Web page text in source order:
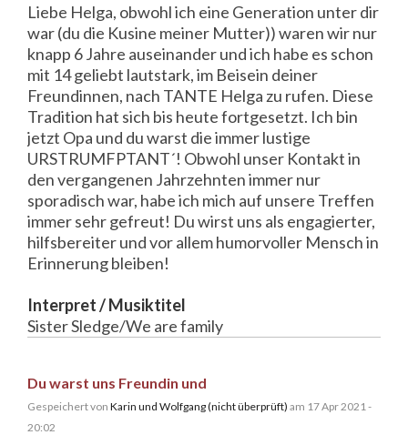
Liebe Helga, obwohl ich eine Generation unter dir
war (du die Kusine meiner Mutter)) waren wir nur
knapp 6 Jahre auseinander und ich habe es schon
mit 14 geliebt lautstark, im Beisein deiner
Freundinnen, nach TANTE Helga zu rufen. Diese
Tradition hat sich bis heute fortgesetzt. Ich bin
jetzt Opa und du warst die immer lustige
URSTRUMFPTANT´! Obwohl unser Kontakt in
den vergangenen Jahrzehnten immer nur
sporadisch war, habe ich mich auf unsere Treffen
immer sehr gefreut! Du wirst uns als engagierter,
hilfsbereiter und vor allem humorvoller Mensch in
Erinnerung bleiben!
Interpret / Musiktitel
Sister Sledge/We are family
Du warst uns Freundin und
Gespeichert von Karin und Wolfgang (nicht überprüft) am 17 Apr 2021 -
20:02